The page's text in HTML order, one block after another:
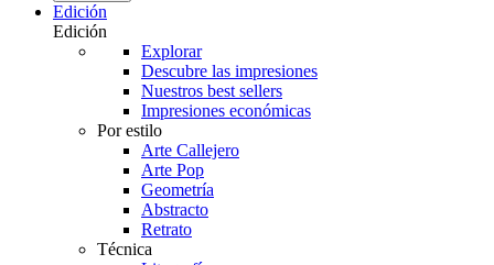
Edición
Edición
Explorar
Descubre las impresiones
Nuestros best sellers
Impresiones económicas
Por estilo
Arte Callejero
Arte Pop
Geometría
Abstracto
Retrato
Técnica